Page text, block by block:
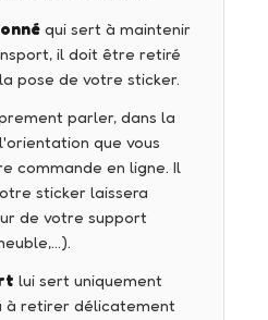
qui sert à maintenir
il doit être retiré
pose de votre sticker.
parler, dans la
que vous
commande en ligne. Il
sticker laissera
de votre support
lui sert uniquement
à retirer délicatement